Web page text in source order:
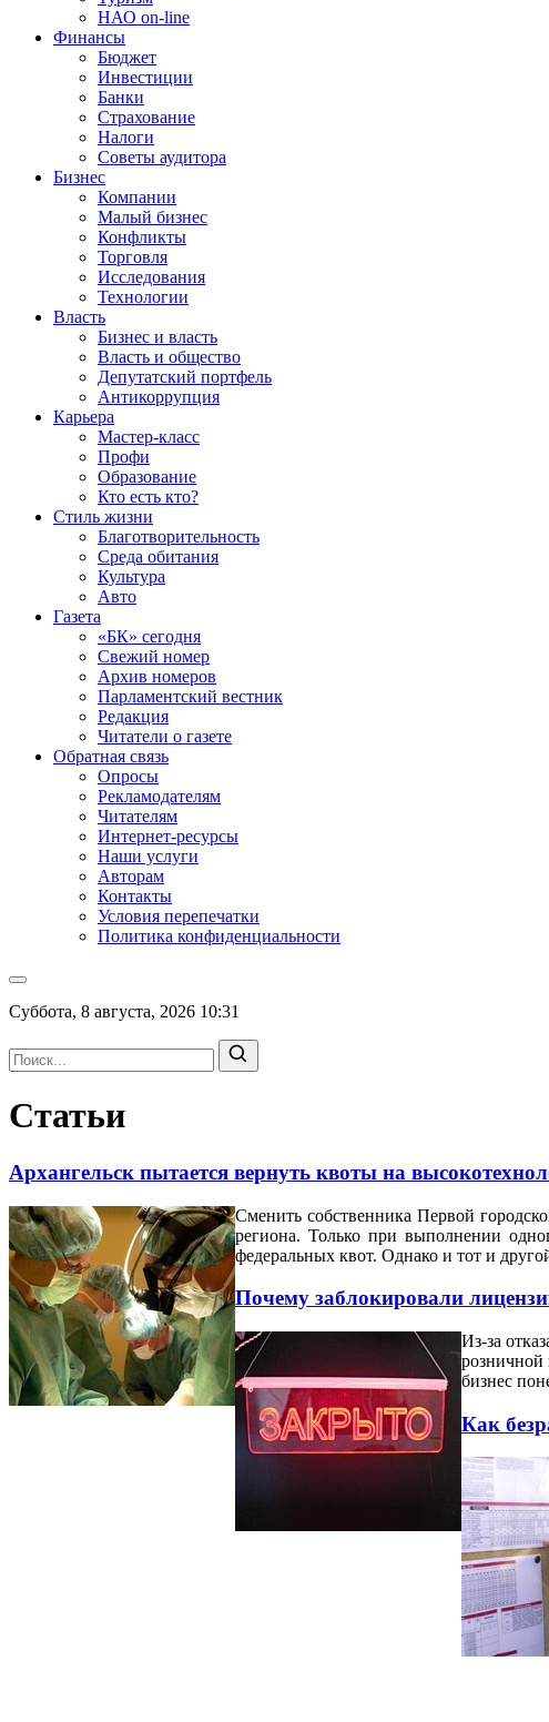
НАО on-line
Финансы
Бюджет
Инвестиции
Банки
Страхование
Налоги
Советы аудитора
Бизнес
Компании
Малый бизнес
Конфликты
Торговля
Исследования
Технологии
Власть
Бизнес и власть
Власть и общество
Депутатский портфель
Антикоррупция
Карьера
Мастер-класс
Профи
Образование
Кто есть кто?
Стиль жизни
Благотворительность
Среда обитания
Культура
Авто
Газета
«БК» сегодня
Свежий номер
Архив номеров
Парламентский вестник
Редакция
Читатели о газете
Обратная связь
Опросы
Рекламодателям
Читателям
Интернет-ресурсы
Наши услуги
Авторам
Контакты
Условия перепечатки
Политика конфиденциальности
Суббота, 8 августа, 2026 10:31
Статьи
Архангельск пытается вернуть квоты на
Сменить собственника Первой
региона. Только при выполнении
федеральных квот. Однако и тот и
Почему заблокировали
Из-за
розничной
бизнес
Как